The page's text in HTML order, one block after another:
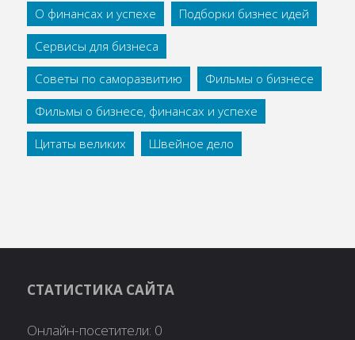
О финансах и успехе
Подборки бизнес идей
Сервисы для бизнеса
Советы по саморазвитию
Фильмы о бизнесе
Фильмы о бизнесе, финансах и успехе
Цитаты великих
Швейное дело
СТАТИСТИКА САЙТА
Онлайн-посетители: 0